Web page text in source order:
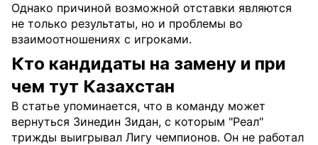
Однако причиной возможной отставки являются
не только результаты, но и проблемы во
взаимоотношениях с игроками.
Кто кандидаты на замену и при
чем тут Казахстан
В статье упоминается, что в команду может
вернуться Зинедин Зидан, с которым "Реал"
трижды выигрывал Лигу чемпионов. Он не работал